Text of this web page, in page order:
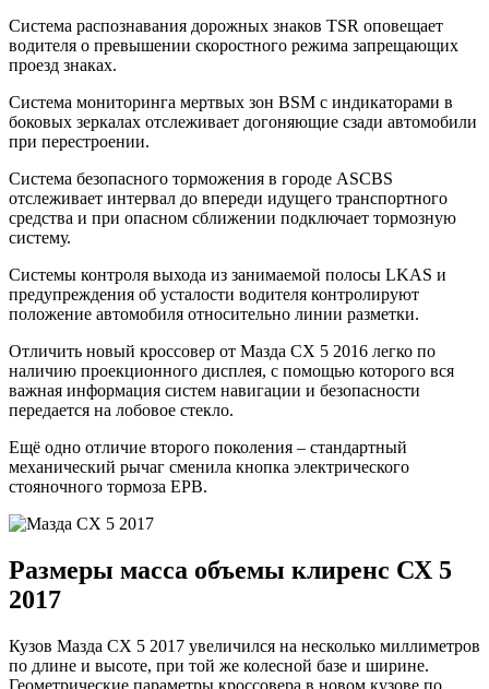
Система распознавания дорожных знаков TSR оповещает
водителя о превышении скоростного режима запрещающих
проезд знаках.
Система мониторинга мертвых зон BSM с индикаторами в
боковых зеркалах отслеживает догоняющие сзади автомобили
при перестроении.
Система безопасного торможения в городе ASCBS
отслеживает интервал до впереди идущего транспортного
средства и при опасном сближении подключает тормозную
систему.
Системы контроля выхода из занимаемой полосы LKAS и
предупреждения об усталости водителя контролируют
положение автомобиля относительно линии разметки.
Отличить новый кроссовер от Мазда СХ 5 2016 легко по
наличию проекционного дисплея, с помощью которого вся
важная информация систем навигации и безопасности
передается на лобовое стекло.
Ещё одно отличие второго поколения – стандартный
механический рычаг сменила кнопка электрического
стояночного тормоза EPB.
Размеры масса объемы клиренс СХ 5
2017
Кузов Мазда СХ 5 2017 увеличился на несколько миллиметров
по длине и высоте, при той же колесной базе и ширине.
Геометрические параметры кроссовера в новом кузове по